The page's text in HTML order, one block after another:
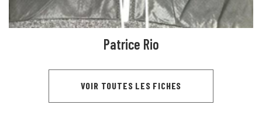
Patrice Rio
VOIR TOUTES LES FICHES